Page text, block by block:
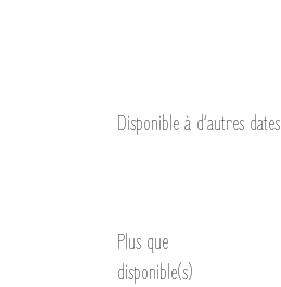
Disponible à d’autres dates
Plus que
disponible(s)